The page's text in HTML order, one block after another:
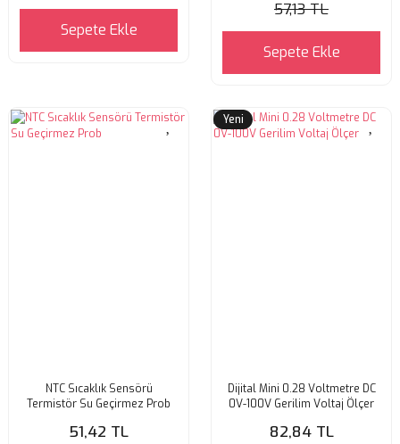
Sepete Ekle
57,13 TL
Sepete Ekle
NTC Sıcaklık Sensörü
Termistör Su Geçirmez Prob
51,42 TL
Yeni
Dijital Mini 0.28 Voltmetre DC
0V-100V Gerilim Voltaj Ölçer
82,84 TL